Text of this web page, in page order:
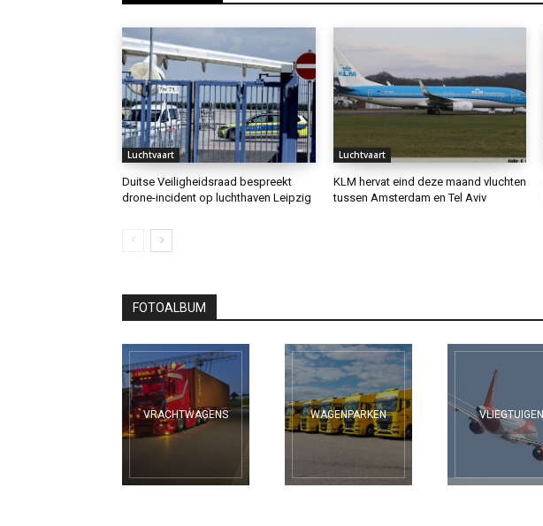
Luchtvaart
Duitse Veiligheidsraad bespreekt
drone-incident op luchthaven Leipzig
Luchtvaart
KLM hervat eind deze maand vluchten
tussen Amsterdam en Tel Aviv
FOTOALBUM
VRACHTWAGENS WAGENPARKEN VLIEGTUIGEN